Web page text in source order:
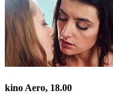
kino Aero, 18.00